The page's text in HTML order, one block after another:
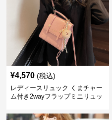
¥4,570 (税込)
レディースリュック くまチャー
ム付き2wayフラップミニリュッ